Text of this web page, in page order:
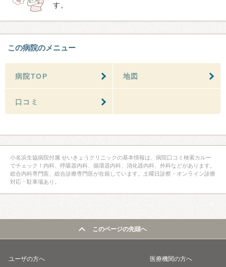
す。
この病院のメニュー
病院TOP 地図
口コミ
小名浜生協病院付属 せいきょうクリニックの基本情報は、病院口コミ検索カルー
でチェック！内科、呼吸器内科、循環器内科、消化器内科、外科などがあります。
総合内科専門医、総合診療専門医が在籍しています。土曜日診察・オンライン診療
対応・駐車場あり。
このページの先頭へ
ユーザの方へ 医療機関の方へ